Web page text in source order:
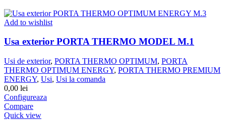
Add to wishlist
Usa exterior PORTA THERMO MODEL M.1
Usi de exterior, PORTA THERMO OPTIMUM, PORTA
THERMO OPTIMUM ENERGY, PORTA THERMO PREMIUM
ENERGY, Usi, Usi la comanda
0,00 lei
Configureaza
Compare
Quick view